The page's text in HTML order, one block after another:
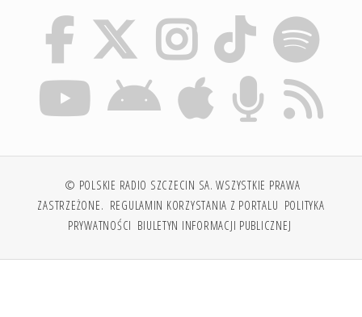
© POLSKIE RADIO SZCZECIN SA. WSZYSTKIE PRAWA
ZASTRZEŻONE. REGULAMIN KORZYSTANIA Z PORTALU POLITYKA
PRYWATNOŚCI BIULETYN INFORMACJI PUBLICZNEJ